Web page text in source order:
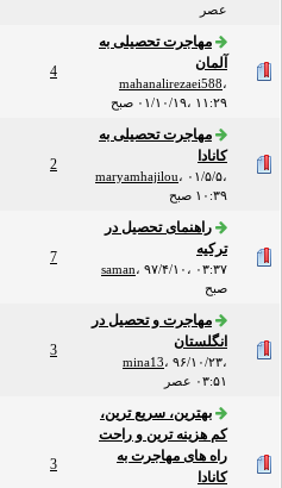
عصر
مهاجرت تحصیلی به
آلمان
mahanalirezaei588،
۰۱/۱۰/۱۹، ۱۱:۲۹ صبح
4
مهاجرت تحصیلی به
کانادا
maryamhajilou، ۰۱/۵/۵،
۱۰:۳۹ صبح
2
راهنمای تحصیل در
ترکیه
saman، ۹۷/۴/۱۰، ۰۳:۳۷
صبح
7
مهاجرت و تحصیل در
انگلستان
mina13، ۹۶/۱۰/۲۳،
۰۳:۵۱ عصر
3
بهترین، سریع ترین،
کم هزینه ترین و راحت
راه های مهاجرت به
کانادا
3